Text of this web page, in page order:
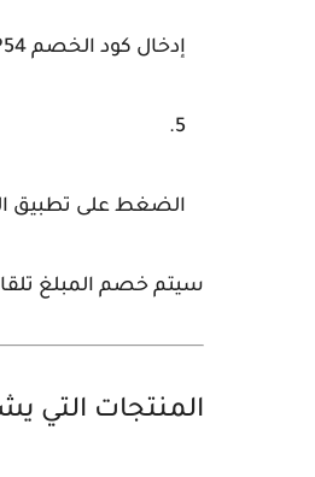
إدخال كود الخصم LKP54
الضغط على تطبيق
سيتم خصم المبلغ
المنتجات التي